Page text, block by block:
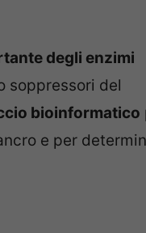
degli enzimi
soppressori del
bioinformatico
e per